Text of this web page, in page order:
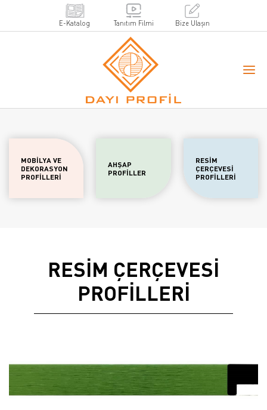
E-Katalog Tanıtım Filmi Bize Ulaşın
MOBİLYA VE
DEKORASYON
PROFİLLERİ
AHŞAP
PROFİLLER
RESİM
ÇERÇEVESİ
PROFİLLERİ
RESİM ÇERÇEVESİ
PROFİLLERİ